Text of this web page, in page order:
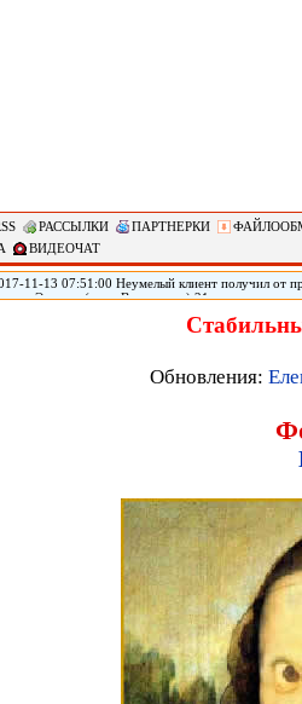
РАССЫЛКИ ПАРТНЕРКИ
ВИДЕОЧАТ
11-13 07:51:00 Неумелый клиент получил от
Эверетт (штат Вашингтон) 21-летняя
застряли у него в голове, он не может
Обновления: